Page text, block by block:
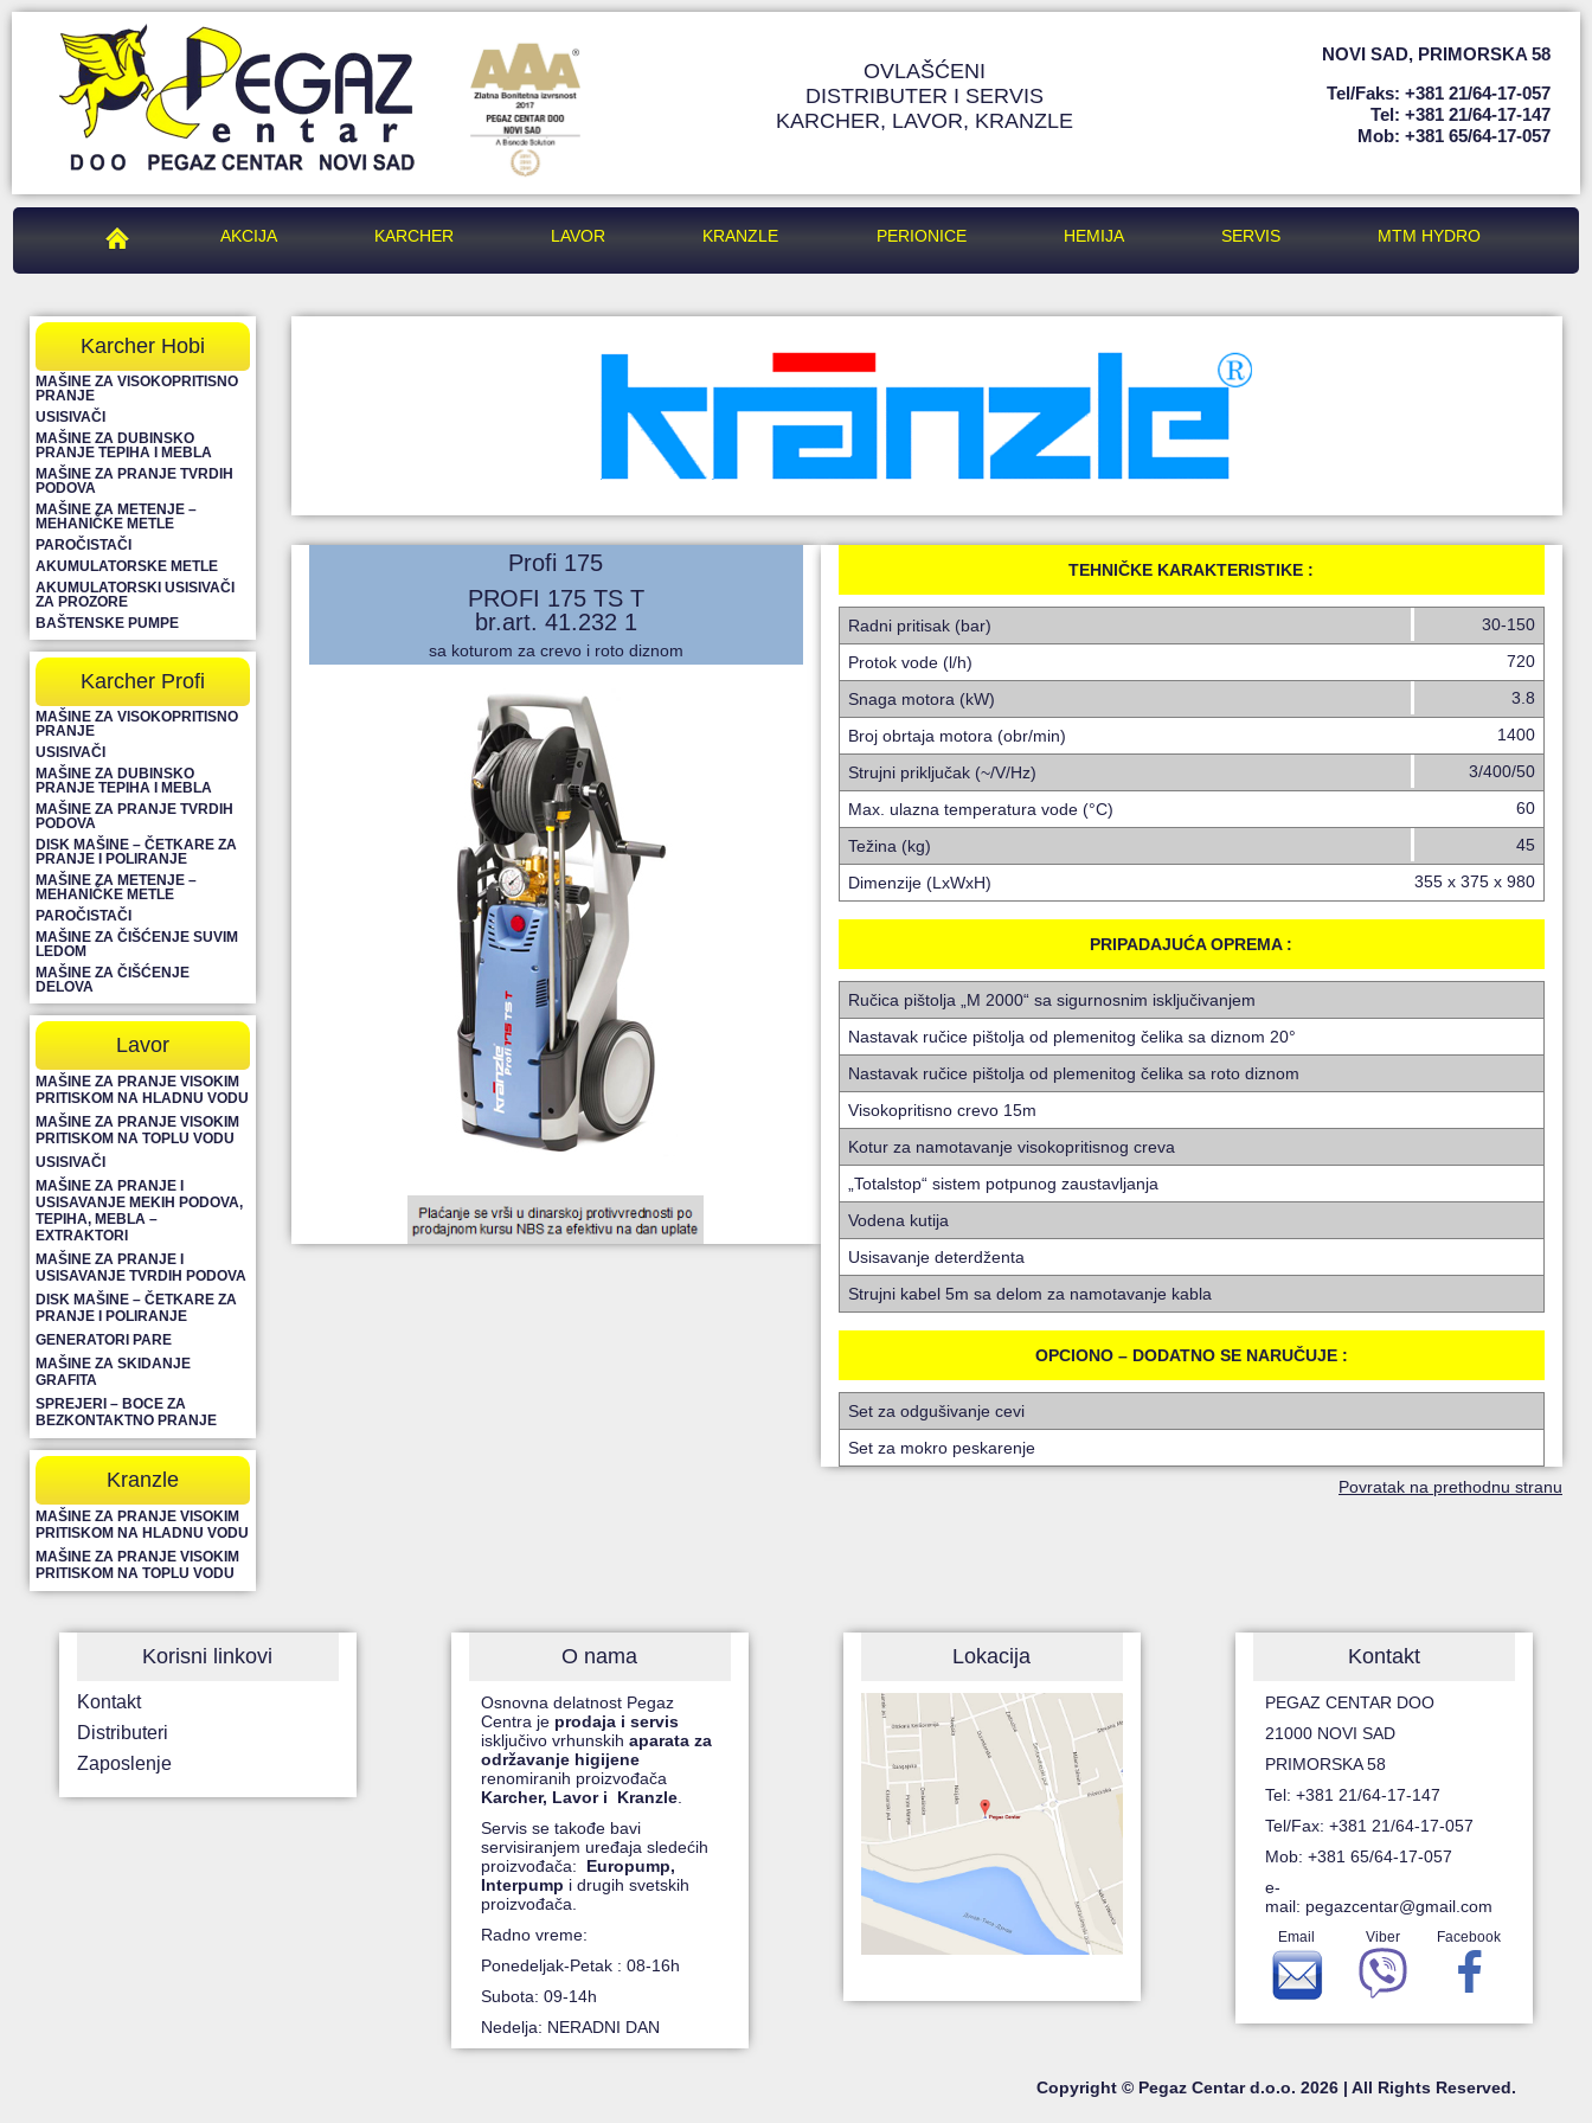
OVLAŠĆENI
DISTRIBUTER I SERVIS
KARCHER, LAVOR, KRANZLE
NOVI SAD, PRIMORSKA 58
Tel/faks: +381 21/64-17-057
Tel: +381 21/64-17-147
Mob: +381 65/64-17-057
PEGAZ CENTARAKCIJA KARCHER LAVOR KRANZLE PERIONICE HEMIJA SERVIS MTM HYDRO
Karcher Hobi
MAŠINE ZA VISOKOPRITISNO
PRANJE
USISIVAČI
MAŠINE ZA DUBINSKO
PRANJE TEPIHA I MEBLA
MAŠINE ZA PRANJE TVRDIH
PODOVA
MAŠINE ZA METENJE –
MEHANIČKE METLE
PAROČISTAČI
AKUMULATORSKE METLE
AKUMULATORSKI USISIVAČI
ZA PROZORE
BAŠTENSKE PUMPE
Karcher Profi
MAŠINE ZA VISOKOPRITISNO
PRANJE
USISIVAČI
MAŠINE ZA DUBINSKO
PRANJE TEPIHA I MEBLA
MAŠINE ZA PRANJE TVRDIH
PODOVA
DISK MAŠINE – ČETKARE ZA
PRANJE I POLIRANJE
MAŠINE ZA METENJE –
MEHANIČKE METLE
PAROČISTAČI
MAŠINE ZA ČIŠĆENJE SUVIM
LEDOM
MAŠINE ZA ČIŠĆENJE
DELOVA
Lavor
MAŠINE ZA PRANJE VISOKIM
PRITISKOM NA HLADNU VODU
MAŠINE ZA PRANJE VISOKIM
PRITISKOM NA TOPLU VODU
USISIVAČI
MAŠINE ZA PRANJE I
USISAVANJE MEKIH PODOVA,
TEPIHA, MEBLA –
EXTRAKTORI
MAŠINE ZA PRANJE I
USISAVANJE TVRDIH PODOVA
DISK MAŠINE – ČETKARE ZA
PRANJE I POLIRANJE
GENERATORI PARE
MAŠINE ZA SKIDANJE
GRAFITA
SPREJERI – BOCE ZA
BEZKONTAKTNO PRANJE
Kranzle
MAŠINE ZA PRANJE VISOKIM
PRITISKOM NA HLADNU VODU
MAŠINE ZA PRANJE VISOKIM
PRITISKOM NA TOPLU VODU
Profi 175
PROFI 175 TS T
br.art. 41.232 1
sa koturom za crevo i roto diznom
TEHNIČKE KARAKTERISTIKE :
Radni pritisak (bar)
30-150
Protok vode (l/h)
720
Snaga motora (kW)
3.8
Broj obrtaja motora (obr/min)
1400
Strujni priključak (~/V/Hz)
3/400/50
Max. ulazna temperatura vode (°C)
60
Težina (kg)
45
Dimenzije (LxWxH)
355 x 375 x 980
PRIPADAJUĆA OPREMA :
Ručica pištolja „M 2000“ sa sigurnosnim isključivanjem
Nastavak ručice pištolja od plemenitog čelika sa diznom 20°
Nastavak ručice pištolja od plemenitog čelika sa roto diznom
Visokopritisno crevo 15m
Kotur za namotavanje visokopritisnog creva
„Totalstop“ sistem potpunog zaustavljanja
Vodena kutija
Usisavanje deterdženta
Strujni kabel 5m sa delom za namotavanje kabla
OPCIONO – DODATNO SE NARUČUJE :
Set za odgušivanje cevi
Set za mokro peskarenje
Povratak na prethodnu stranu
Korisni linkovi
Kontakt
Distributeri
Zaposlenje
O nama
Osnovna delatnost Pegaz
Centra je prodaja i servis
isključivo vrhunskihaparata za
održavanje higijene
renomiranih proizvođača
Karcher, Lavor i Kranzle.
Servis se takođe bavi
servisiranjem uređaja sledećih
proizvođača: Europump,
Interpump i drugih svetskih
proizvođača.
Radno vreme:
Ponedeljak-Petak : 08-16h
Subota: 09-14h
Nedelja: NERADNI DAN
Lokacija Kontakt
PEGAZ CENTAR DOO
21000 NOVI SAD
PRIMORSKA 58
Tel: +381 21/64-17-147
Tel/Fax: +381 21/64-17-057
Mob: +381 65/64-17-057
e-
mail: pegazcentar@gmail.com
Email Viber Facebook
Copyright © Pegaz Centar d.o.o. 2026 | All Rights Reserved.